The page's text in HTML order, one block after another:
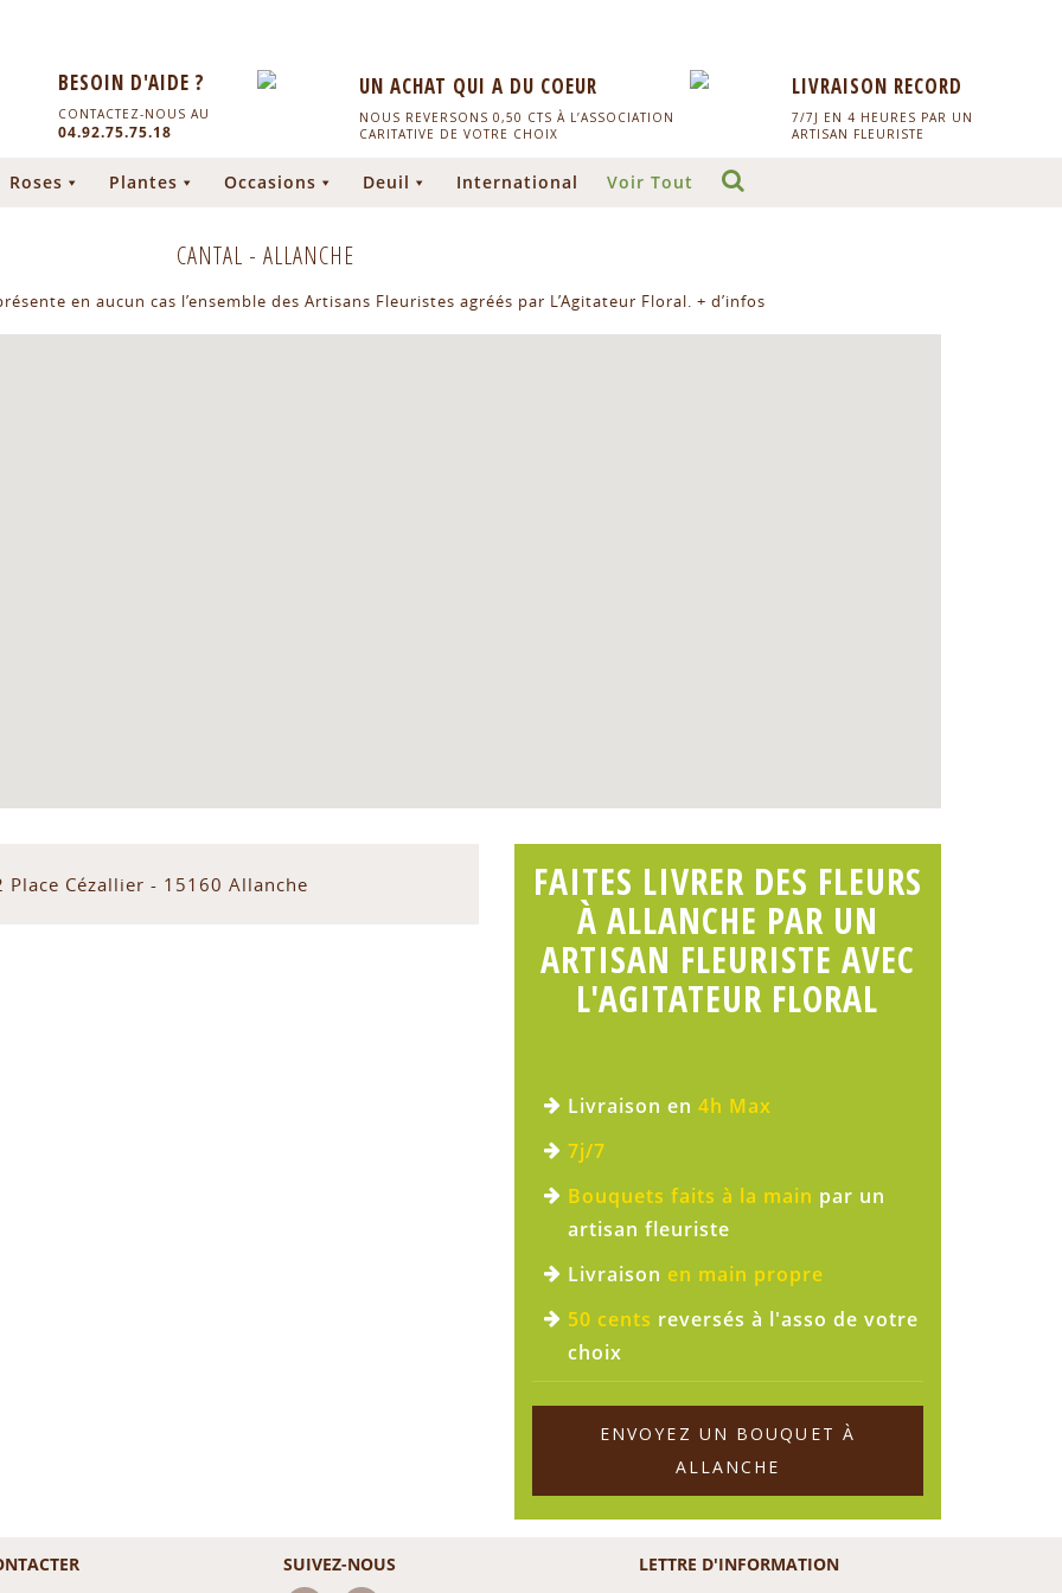
BESOIN D'AIDE ?
CONTACTEZ-NOUS AU
04.92.75.75.18
UN ACHAT QUI A DU COEUR
NOUS REVERSONS 0,50 CTS À L’ASSOCIATION
CARITATIVE DE VOTRE CHOIX
LIVRAISON RECORD
7/7J EN 4 HEURES PAR UN
ARTISAN FLEURISTE
Roses Plantes Occasions Deuil International Voir Tout
CANTAL - ALLANCHE
en aucun cas l’ensemble des Artisans Fleuristes agréés par L’Agitateur Floral. + d’infos
Place Cézallier - 15160 Allanche
FAITES LIVRER DES FLEURS
À ALLANCHE PAR UN
ARTISAN FLEURISTE AVEC
L'AGITATEUR FLORAL
Livraison en 4h Max
7j/7
Bouquets faits à la main par un
artisan fleuriste
Livraison en main propre
50 cents reversés à l'asso de votre
choix
ENVOYEZ UN BOUQUET À
ALLANCHE
SUIVEZ-NOUS LETTRE D'INFORMATION